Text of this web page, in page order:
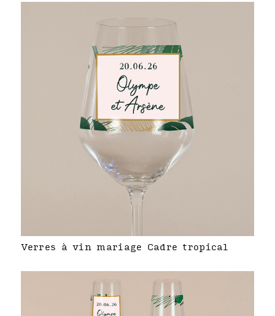
Verres à vin mariage Cadre tropical